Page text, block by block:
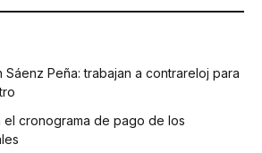
Sáenz Peña: trabajan a contrareloj para
el cronograma de pago de los